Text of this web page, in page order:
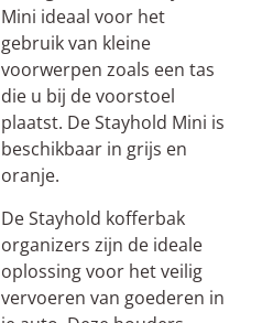
Mini ideaal voor het
gebruik van kleine
voorwerpen zoals een tas
die u bij de voorstoel
plaatst. De Stayhold Mini is
beschikbaar in grijs en
oranje.
De Stayhold kofferbak
organizers zijn de ideale
oplossing voor het veilig
vervoeren van goederen in